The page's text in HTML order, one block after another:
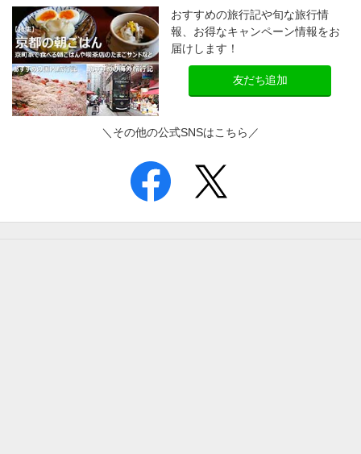
おすすめの旅行記や旬な旅行情
報、お得なキャンペーン情報をお
届けします！
友だち追加
＼その他の公式SNSはこちら／